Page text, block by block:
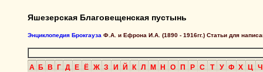
Яшезерская Благовещенская пустынь
Энциклопедия Брокгауза Ф.А. и Ефрона И.А. (1890 - 1916гг.) Статьи для
А Б В Г Д Е Ё Ж З И Й К Л М Н О П Р С Т У Ф Х Ц Ч